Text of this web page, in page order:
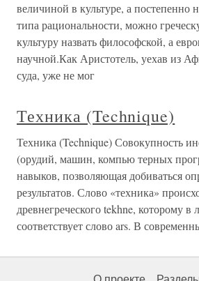
величиной в культуре, а постепенно
типа рациональности, можно
культуру назвать философской, а
научной.Как Аристотель, уехав из
суда, уже не мог
Техника (Technique)
Техника (Technique) Совокупность
(орудий, машин, компью терных
навыков, позволяющая добиваться
результатов. Слово «техника»
древнегреческого tekhne, которому в
соответствует слово ars. В